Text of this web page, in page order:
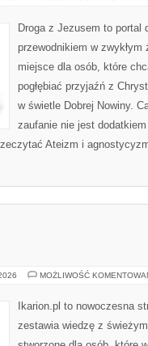
Droga z Jezusem to portal
przewodnikiem w
miejsce dla osób, które
pogłębiać przyjaźń z
w świetle Dobrej Nowiny.
zaufanie nie jest
Ateizm i
MOŻLIWOŚĆ
Ikarion.pl to nowoczesna
zestawia wiedzę z